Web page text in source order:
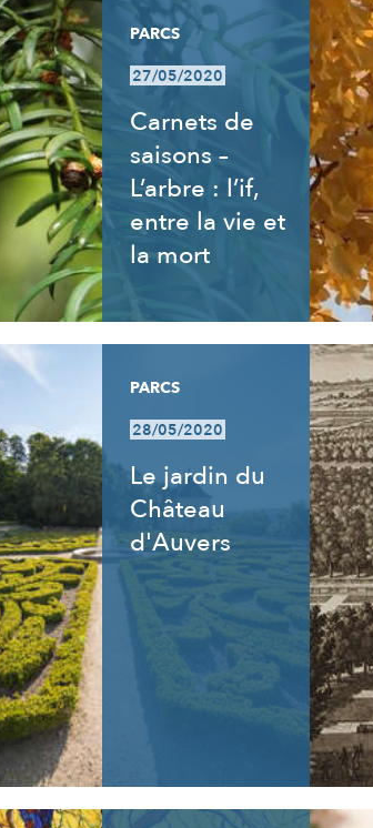
PARCS
27/05/2020
Carnets de
saisons –
L’arbre : l’if,
entre la vie et
la mort
PARCS
28/05/2020
Le jardin du
Château
d'Auvers